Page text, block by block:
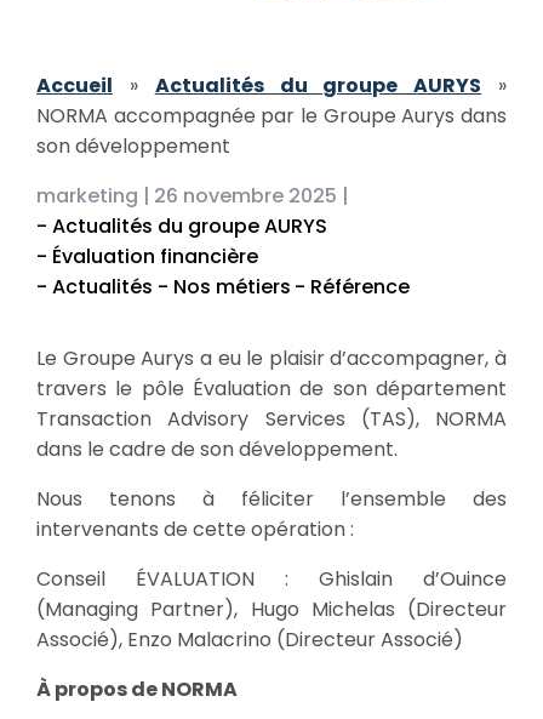
Accueil » Actualités du groupe AURYS »
NORMA accompagnée par le Groupe Aurys dans
son développement
marketing | 26 novembre 2025 |
- Actualités du groupe AURYS
- Évaluation financière
- Actualités - Nos métiers - Référence
Le Groupe Aurys a eu le plaisir d’accompagner, à
travers le pôle Évaluation de son département
Transaction Advisory Services (TAS), NORMA
dans le cadre de son développement.
Nous tenons à féliciter l’ensemble des
intervenants de cette opération :
Conseil ÉVALUATION : Ghislain d’Ouince
(Managing Partner), Hugo Michelas (Directeur
Associé), Enzo Malacrino (Directeur Associé)
À propos de NORMA